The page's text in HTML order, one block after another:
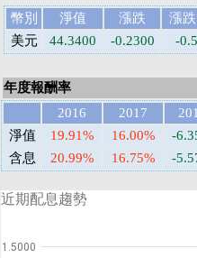
幣別 淨值 漲跌
漲
美元
44.3400 -0.2300 -
年度報酬率
2016
2017
淨值
19.91% 16.00%
-
含息
20.99% 16.75% -
近期配息趨勢
1.5000